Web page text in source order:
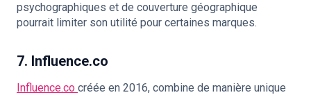
psychographiques et de couverture géographique
pourrait limiter son utilité pour certaines marques.
7. Influence.co
Influence.co créée en 2016, combine de manière unique